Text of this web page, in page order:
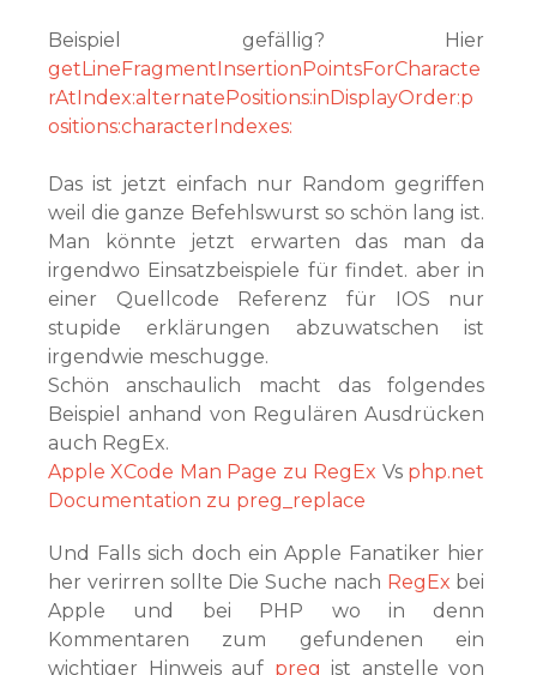
Beispiel gefällig? Hier
getLineFragmentInsertionPointsForCharacte
rAtIndex:alternatePositions:inDisplayOrder:p
ositions:characterIndexes:
Das ist jetzt einfach nur Random gegriffen
weil die ganze Befehlswurst so schön lang ist.
Man könnte jetzt erwarten das man da
irgendwo Einsatzbeispiele für findet. aber in
einer Quellcode Referenz für IOS nur
stupide erklärungen abzuwatschen ist
irgendwie meschugge.
Schön anschaulich macht das folgendes
Beispiel anhand von Regulären Ausdrücken
auch RegEx.
Apple XCode Man Page zu RegEx Vs php.net
Documentation zu preg_replace
Und Falls sich doch ein Apple Fanatiker hier
her verirren sollte Die Suche nach RegEx bei
Apple und bei PHP wo in denn
Kommentaren zum gefundenen ein
wichtiger Hinweis auf preg ist anstelle von